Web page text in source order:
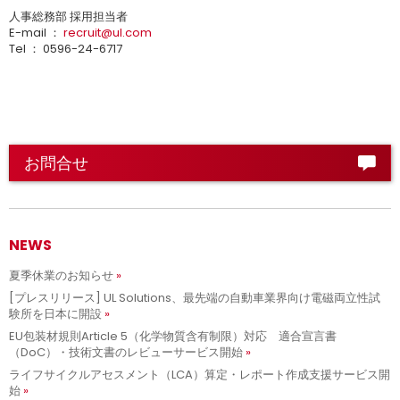
人事総務部 採用担当者
E-mail ： recruit@ul.com
Tel ： 0596-24-6717
お問合せ
NEWS
夏季休業のお知らせ
[プレスリリース] UL Solutions、最先端の自動車業界向け電磁両立性試
験所を日本に開設
EU包装材規則Article 5（化学物質含有制限）対応 適合宣言書
（DoC）・技術文書のレビューサービス開始
ライフサイクルアセスメント（LCA）算定・レポート作成支援サービス開
始